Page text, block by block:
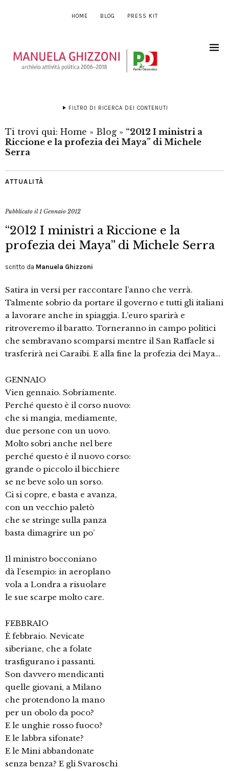
HOME BLOG PRESS KIT
FILTRO DI RICERCA DEI CONTENUTI
Ti trovi qui: Home » Blog » “2012 I ministri a
Riccione e la profezia dei Maya” di Michele
Serra
ATTUALITÀ
Pubblicato il1 Gennaio 2012
“2012 I ministri a Riccione e la
profezia dei Maya” di Michele Serra
scritto da Manuela Ghizzoni
Satira in versi per raccontare l’anno che verrà.
Talmente sobrio da portare il governo e tutti gli italiani
a lavorare anche in spiaggia. L’euro sparirà e
ritroveremo il baratto. Torneranno in campo politici
che sembravano scomparsi mentre il San Raffaele si
trasferirà nei Caraibi. E alla fine la profezia dei Maya…
GENNAIO
Vien gennaio. Sobriamente.
Perché questo è il corso nuovo:
che si mangia, mediamente,
due persone con un uovo.
Molto sobri anche nel bere
perché questo è il nuovo corso:
grande o piccolo il bicchiere
se ne beve solo un sorso.
Ci si copre, e basta e avanza,
con un vecchio paletò
che se stringe sulla panza
basta dimagrire un po’
Il ministro bocconiano
dà l’esempio: in aeroplano
vola a Londra a risuolare
le sue scarpe molto care.
FEBBRAIO
È febbraio. Nevicate
siberiane, che a folate
trasfigurano i passanti.
Son davvero mendicanti
quelle giovani, a Milano
che protendono la mano
per un obolo da poco?
E le unghie rosso fuoco?
E le labbra sifonate?
E le Mini abbandonate
senza benza? E gli Svaroschi